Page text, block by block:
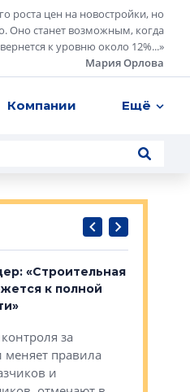
роста цен на новостройки, но
Оно станет возможным, когда
к уровню около 12%...»
Мария Орлова
Компании Ещё
«Строительная
к полной
за
меняет правила
и